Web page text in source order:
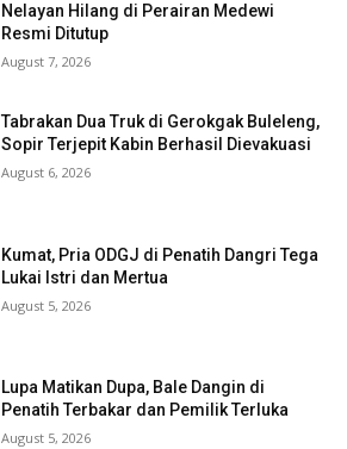
Nelayan Hilang di Perairan Medewi
Resmi Ditutup
August 7, 2026
Tabrakan Dua Truk di Gerokgak Buleleng,
Sopir Terjepit Kabin Berhasil Dievakuasi
August 6, 2026
Kumat, Pria ODGJ di Penatih Dangri Tega
Lukai Istri dan Mertua
August 5, 2026
Lupa Matikan Dupa, Bale Dangin di
Penatih Terbakar dan Pemilik Terluka
August 5, 2026